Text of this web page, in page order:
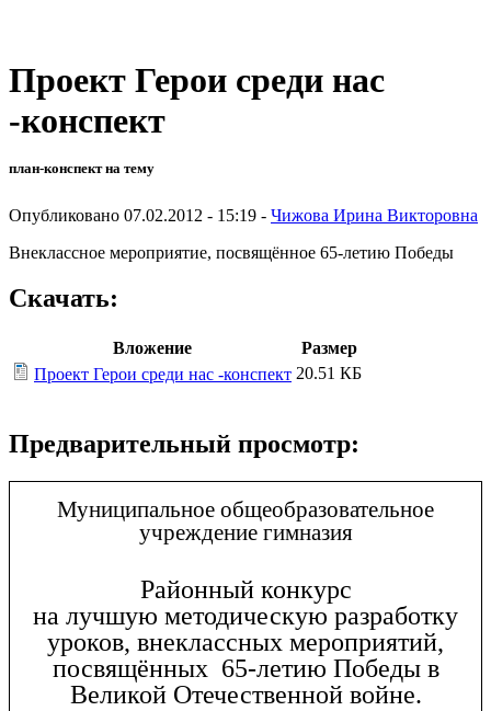
Проект Герои среди нас
-конспект
план-конспект на тему
Опубликовано 07.02.2012 - 15:19 - Чижова Ирина Викторовна
Внеклассное мероприятие, посвящённое 65-летию Победы
Скачать:
Вложение
Размер
Проект Герои среди нас -конспект 20.51 КБ
Предварительный просмотр:
Муниципальное общеобразовательное
учреждение гимназия
Районный конкурс
на лучшую методическую разработку
уроков, внеклассных мероприятий,
посвящённых 65-летию Победы в
Великой Отечественной войне.